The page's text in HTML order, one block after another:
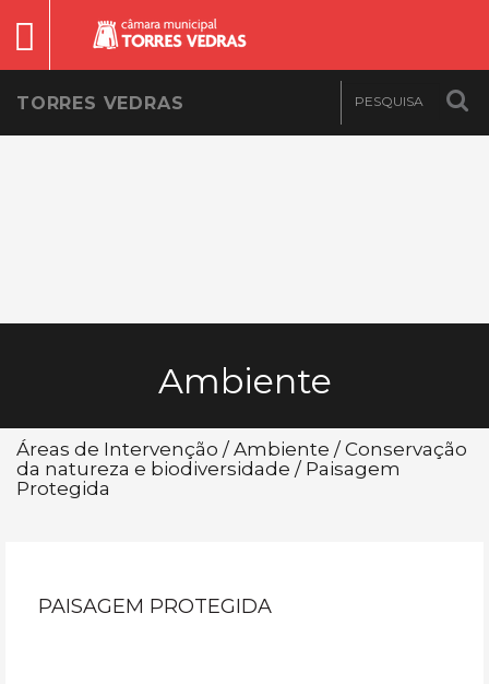
TORRES VEDRAS
Ambiente
Áreas de Intervenção / Ambiente / Conservação
da natureza e biodiversidade / Paisagem
Protegida
PAISAGEM PROTEGIDA